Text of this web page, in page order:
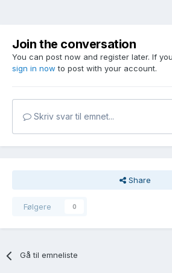
Join the conversation
You can post now and register later. If
sign in now to post with your account.
Skriv svar til emnet...
Share
Følgere 0
Gå til emneliste